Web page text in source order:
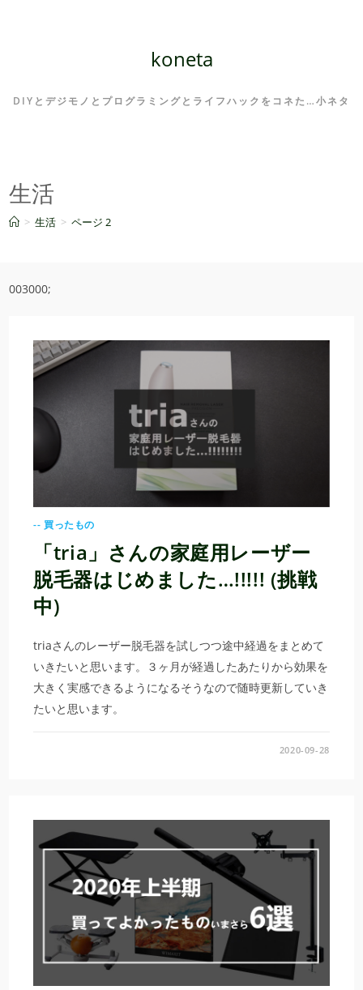
プ
koneta
DIYとデジモノとプログラミングとライフハックをコネた…小ネタ
生活
> 生活 > ページ 2
003000;
-- 買ったもの
「tria」さんの家庭用レーザー
脱毛器はじめました…!!!!! (挑戦
中)
triaさんのレーザー脱毛器を試しつつ途中経過をまとめて
いきたいと思います。３ヶ月が経過したあたりから効果を
大きく実感できるようになるそうなので随時更新していき
たいと思います。
2020-09-28